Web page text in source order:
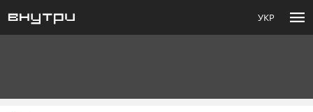
УКР menu